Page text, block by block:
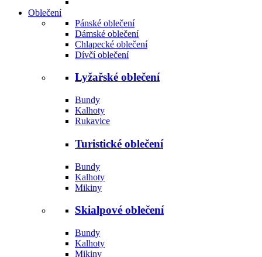
Oblečení
Pánské oblečení
Dámské oblečení
Chlapecké oblečení
Dívčí oblečení
Lyžařské oblečení
Bundy
Kalhoty
Rukavice
Turistické oblečení
Bundy
Kalhoty
Mikiny
Skialpové oblečení
Bundy
Kalhoty
Mikiny